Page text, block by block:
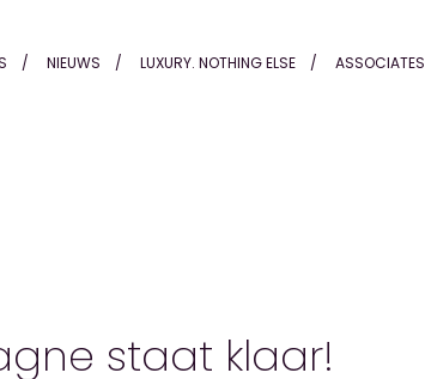
Alting
NIEUWS LUXURY. NOTHING ELSE ASSOCIATES
staat klaar!